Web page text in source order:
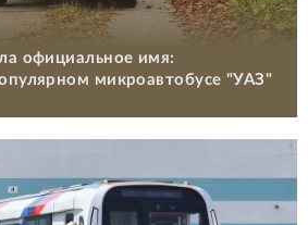
официальное имя:
микроавтобусе "УАЗ"